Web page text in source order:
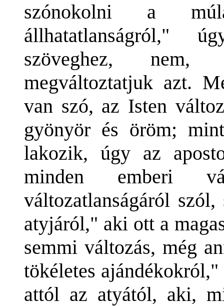
szónokolni a
állhatatlanságról,"
szöveghez,
megváltoztatjuk azt.
van szó, az Isten
gyönyör és öröm;
lakozik, úgy az
minden emberi
változatlanságáról
atyjáról," aki ott a
semmi változás, még
tökéletes
attól az atyától, aki,